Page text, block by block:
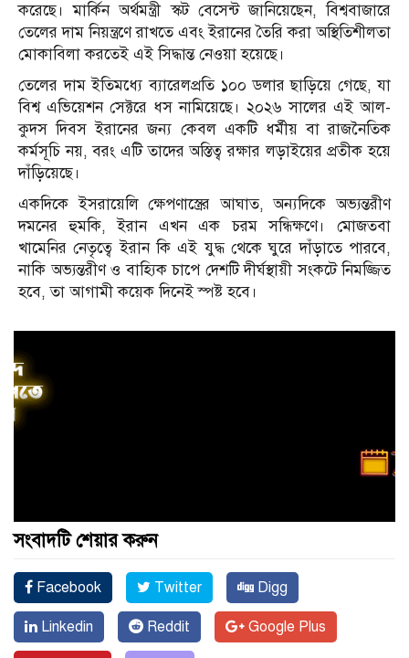
করেছে। মার্কিন অর্থমন্ত্রী স্কট বেসেন্ট জানিয়েছেন, বিশ্ববাজারে
তেলের দাম নিয়ন্ত্রণে রাখতে এবং ইরানের তৈরি করা অস্থিতিশীলতা
মোকাবিলা করতেই এই সিদ্ধান্ত নেওয়া হয়েছে।
তেলের দাম ইতিমধ্যে ব্যারেলপ্রতি ১০০ ডলার ছাড়িয়ে গেছে, যা
বিশ্ব এভিয়েশন সেক্টরে ধস নামিয়েছে। ২০২৬ সালের এই আল-
কুদস দিবস ইরানের জন্য কেবল একটি ধর্মীয় বা রাজনৈতিক
কর্মসূচি নয়, বরং এটি তাদের অস্তিত্ব রক্ষার লড়াইয়ের প্রতীক হয়ে
দাঁড়িয়েছে।
একদিকে ইসরায়েলি ক্ষেপণাস্ত্রের আঘাত, অন্যদিকে অভ্যন্তরীণ
দমনের হুমকি, ইরান এখন এক চরম সন্ধিক্ষণে। মোজতবা
খামেনির নেতৃত্বে ইরান কি এই যুদ্ধ থেকে ঘুরে দাঁড়াতে পারবে,
নাকি অভ্যন্তরীণ ও বাহ্যিক চাপে দেশটি দীর্ঘস্থায়ী সংকটে নিমজ্জিত
হবে, তা আগামী কয়েক দিনেই স্পষ্ট হবে।
সংবাদটি শেয়ার করুন
Facebook Twitter Digg
Linkedin Reddit Google Plus